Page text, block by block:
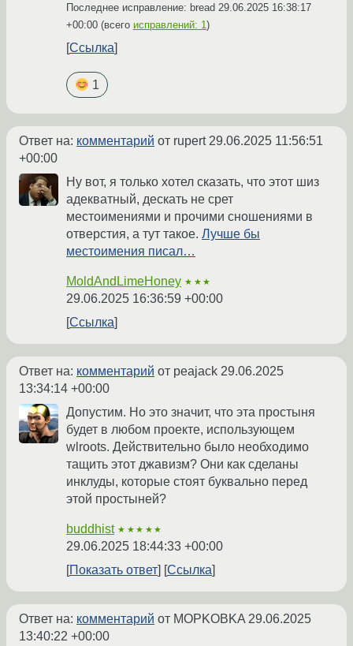
Последнее исправление: bread 29.06.2025 16:38:17
+00:00 (всего исправлений: 1 )
Ссылка
1
Ответ на: комментарий от rupert 29.06.2025 11:56:51
+00:00
Ну вот, я только хотел сказать, что этот шиз
адекватный, дескать не срет
местоимениями и прочими сношениями в
отверстия, а тут такое. Лучше бы
местоимения писал…
MoldAndLimeHoney ★★★
29.06.2025 16:36:59 +00:00
Ссылка
Ответ на: комментарий от peajack 29.06.2025
13:34:14 +00:00
Допустим. Но это значит, что эта простыня
будет в любом проекте, использующем
wlroots. Действительно было необходимо
тащить этот джавизм? Они как сделаны
инклуды, которые стоят буквально перед
этой простыней?
buddhist ★★★★★
29.06.2025 18:44:33 +00:00
Показать ответ
Ссылка
Ответ на: комментарий от MOPKOBKA 29.06.2025
13:40:22 +00:00